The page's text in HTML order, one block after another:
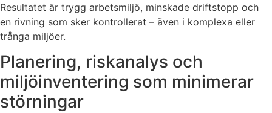
Resultatet är trygg arbetsmiljö, minskade driftstopp och
en rivning som sker kontrollerat – även i komplexa eller
trånga miljöer.
Planering, riskanalys och
miljöinventering som minimerar
störningar